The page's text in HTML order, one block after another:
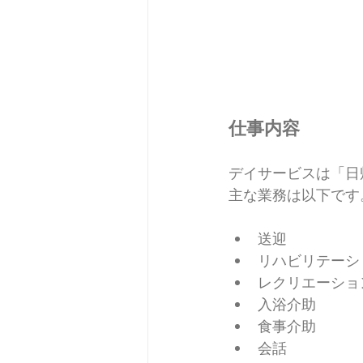
仕事内容
デイサービスは「日
主な業務は以下です
送迎
リハビリテー
レクリエーショ
入浴介助
食事介助
会話